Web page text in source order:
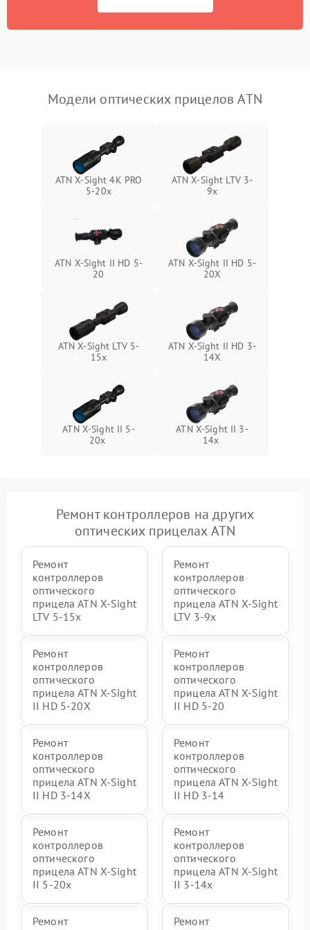
защиты от перегрева
Модели оптических прицелов ATN
ATN X-Sight 4K PRO
5-20x
ATN X-Sight LTV 3-
9x
ATN X-Sight II HD 5-
20
ATN X-Sight II HD 5-
20X
ATN X-Sight LTV 5-
15x
ATN X-Sight II HD 3-
14X
ATN X-Sight II 5-
20x
ATN X-Sight II 3-
14x
Ремонт контроллеров на других
оптических прицелах ATN
Ремонт
контроллеров
оптического
прицела ATN X-Sight
LTV 5-15x
Ремонт
контроллеров
оптического
прицела ATN X-Sight
LTV 3-9x
Ремонт
контроллеров
оптического
прицела ATN X-Sight
II HD 5-20X
Ремонт
контроллеров
оптического
прицела ATN X-Sight
II HD 5-20
Ремонт
контроллеров
оптического
прицела ATN X-Sight
II HD 3-14X
Ремонт
контроллеров
оптического
прицела ATN X-Sight
II HD 3-14
Ремонт
контроллеров
оптического
прицела ATN X-Sight
II 5-20x
Ремонт
контроллеров
оптического
прицела ATN X-Sight
II 3-14x
Ремонт
Ремонт